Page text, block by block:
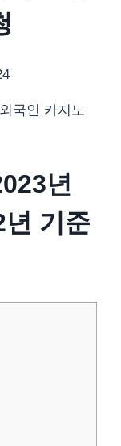
국인 카지노
년
기준